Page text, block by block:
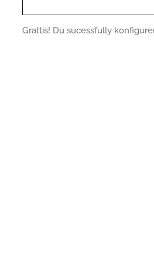
Grattis! Du sucessfully